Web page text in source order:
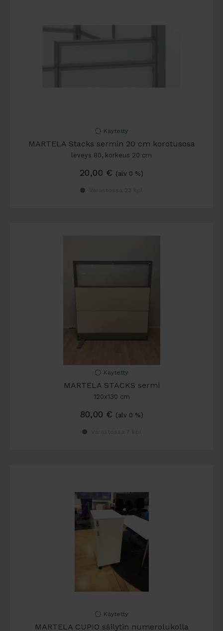
Käytetty
MARTELA Stacks sermin 20 cm korotusosa
leveys 80, korkeus 20 cm
20,00 € (alv 0 %)
Käytetty
MARTELA STACKS sermi
120x130 cm
80,00 € (alv 0 %)
Käytetty
MARTELA CUPIO säilytin numerolukolla